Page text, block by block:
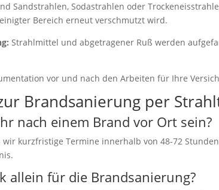
Sandstrahlen, Sodastrahlen oder
Bereich erneut verschmutzt wird.
Strahlmittel und abgetragener Ruß werden
vor und nach den Arbeiten für Ihre
Brandsanierung per
nach einem Brand vor Ort sein?
wir kurzfristige Termine innerhalb von 48-72
allein für die Brandsanierung?